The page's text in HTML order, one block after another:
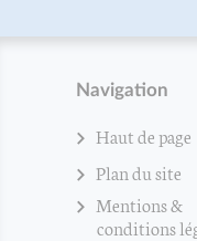
Navigation
Haut de page
Plan du site
Mentions &
conditions